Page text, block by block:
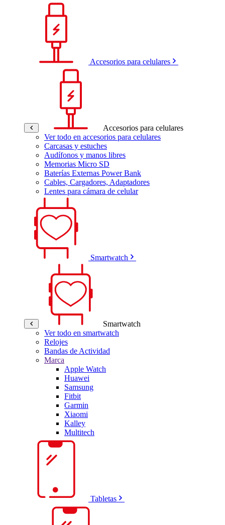
Accesorios para celulares
Accesorios para celulares
Ver todo en accesorios para celulares
Carcasas y estuches
Audífonos y manos libres
Memorias Micro SD
Baterías Externas Power Bank
Cables, Cargadores, Adaptadores
Lentes para cámara de celular
Smartwatch
Smartwatch
Ver todo en smartwatch
Relojes
Bandas de Actividad
Marca
Apple Watch
Huawei
Samsung
Fitbit
Garmin
Xiaomi
Kalley
Multitech
Tabletas